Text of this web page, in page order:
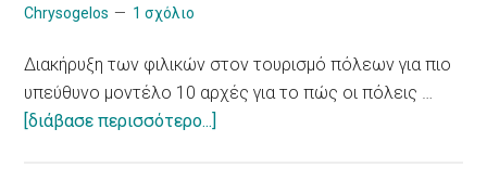
/
Social
Chrysogelos
1 σχόλιο
Διακήρυξη των φιλικών στον τουρισμό πόλεων για πιο
υπεύθυνο μοντέλο 10 αρχές για το πώς οι πόλεις …
[διάβασε περισσότερο...]